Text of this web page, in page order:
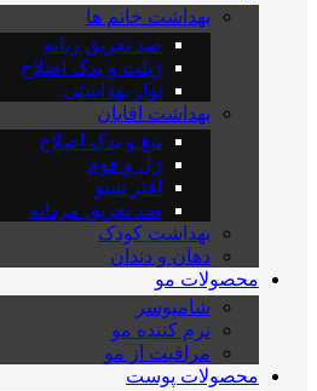
بهداشت خانم ها
ضد تعریق زنانه
ژیلت و یدک اصلاح
نوار بهداشتی
بهداشت اقایان
تیغ و یدک اصلاح
ژل و فوم
افتر شیو
ضد تعریق مردانه
بهداشت کودک
دهان و دندان
محصولات مو
شامپوسر
نرم کننده مو
مراقبت از مو
محصولات پوست